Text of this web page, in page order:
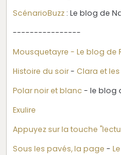
ScénarioBuzz : Le blog de
----------------
Mousquetayre - Le blog de
Histoire du soir- Clara et
Polar noir et blanc - le blog
Exulire
Appuyez sur la touche
Sous les pavés, la page -